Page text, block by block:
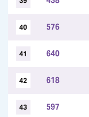
40 576
41 640
42 618
43 597